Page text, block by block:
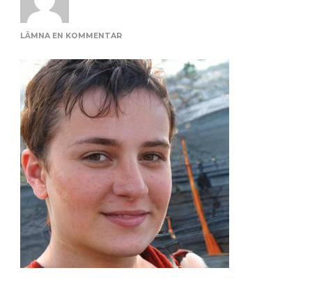
LÄMNA EN KOMMENTARPÅ